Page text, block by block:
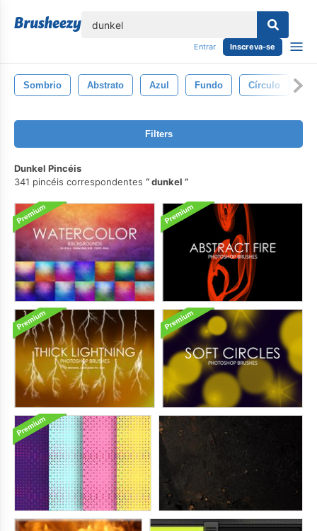
Entrar Inscreva-se
Sombrio Abstrato Azul Fundo Círculo
Filters
Dunkel Pincéis
341 pincéis correspondentes
dunkel